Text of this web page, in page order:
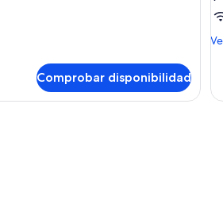
Comprobar disponibilidad